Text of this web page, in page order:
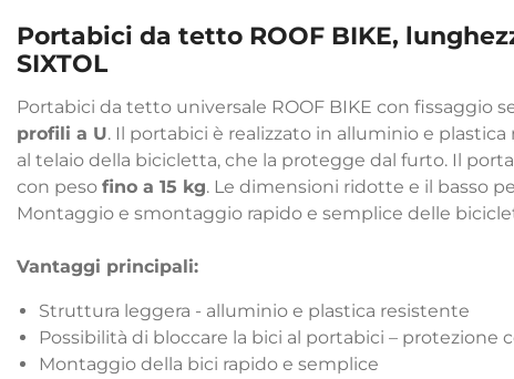
Portabici da tetto ROOF BIKE,
SIXTOL
Portabici da tetto universale ROOF BIKE con fissaggio
profili a U. Il portabici è realizzato in alluminio e
al telaio della bicicletta, che la protegge dal furto. Il
con peso fino a 15 kg. Le dimensioni ridotte e il basso
Montaggio e smontaggio rapido e semplice delle
Vantaggi principali:
Struttura leggera - alluminio e plastica resistente
Possibilità di bloccare la bici al portabici – protezione
Montaggio della bici rapido e semplice